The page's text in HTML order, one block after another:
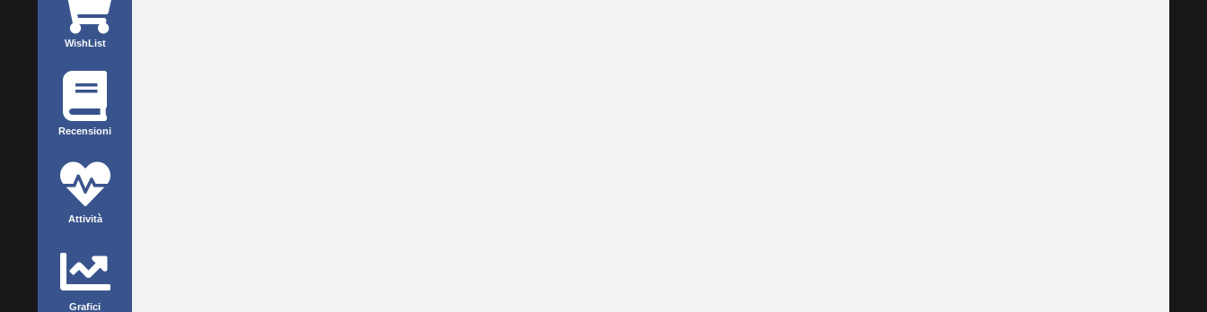
WishList
Recensioni
Attività
Grafici